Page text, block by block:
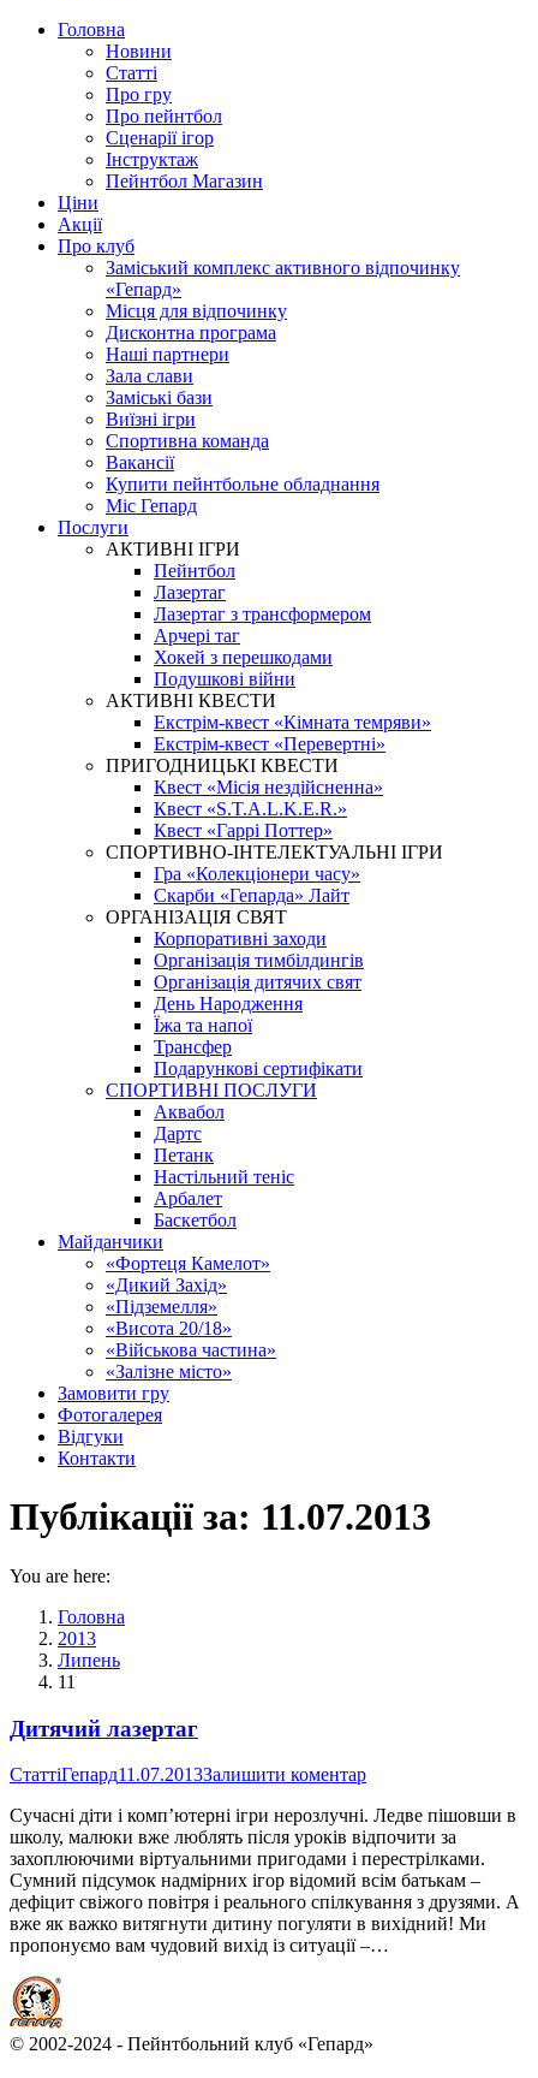
Головна
Новини
Статті
Про гру
Про пейнтбол
Сценарії ігор
Інструктаж
Пейнтбол Магазин
Ціни
Акції
Про клуб
Заміський комплекс активного відпочинку
«Гепард»
Місця для відпочинку
Дисконтна програма
Наші партнери
Зала слави
Заміські бази
Виїзні ігри
Спортивна команда
Вакансії
Купити пейнтбольне обладнання
Міс Гепард
Послуги
АКТИВНІ ІГРИ
Пейнтбол
Лазертаг
Лазертаг з трансформером
Арчері таг
Хокей з перешкодами
Подушкові війни
АКТИВНІ КВЕСТИ
Екстрім-квест «Кімната темряви»
Екстрім-квест «Перевертні»
ПРИГОДНИЦЬКІ КВЕСТИ
Квест «Місія нездійсненна»
Квест «S.T.A.L.K.E.R.»
Квест «Гаррі Поттер»
СПОРТИВНО-ІНТЕЛЕКТУАЛЬНІ ІГРИ
Гра «Колекціонери часу»
Скарби «Гепарда» Лайт
ОРГАНІЗАЦІЯ СВЯТ
Корпоративні заходи
Організація тимбілдингів
Організація дитячих свят
День Народження
Їжа та напої
Трансфер
Подарункові сертифікати
СПОРТИВНІ ПОСЛУГИ
Аквабол
Дартс
Петанк
Настільний теніс
Арбалет
Баскетбол
Майданчики
«Фортеця Камелот»
«Дикий Захід»
«Підземелля»
«Висота 20/18»
«Військова частина»
«Залізне місто»
Замовити гру
Фотогалерея
Відгуки
Контакти
Публікації за: 11.07.2013
You are here:
Головна
2013
Липень
11
Дитячий лазертаг
СтаттіГепард11.07.2013Залишити коментар
Сучасні діти і комп’ютерні ігри нерозлучні. Ледве пішовши в
школу, малюки вже люблять після уроків відпочити за
захоплюючими віртуальними пригодами і перестрілками.
Сумний підсумок надмірних ігор відомий всім батькам –
дефіцит свіжого повітря і реального спілкування з друзями. А
вже як важко витягнути дитину погуляти в вихідний! Ми
пропонуємо вам чудовий вихід із ситуації –…
© 2002-2024 - Пейнтбольний клуб «Гепард»